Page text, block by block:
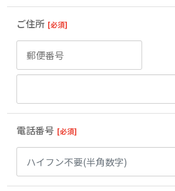
ご住所 [必須]
電話番号 [必須]